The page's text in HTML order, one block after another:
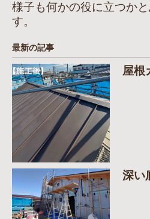
様子も何かの役に立つか
す。
最新の記事
屋根
深い